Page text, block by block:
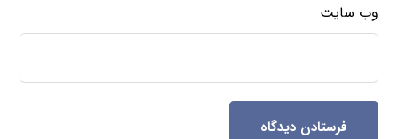
وب‌ سایت
فرستادن دیدگاه